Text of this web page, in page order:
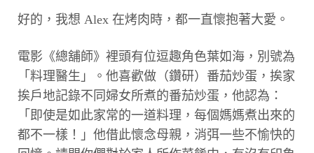
好的，我想 Alex 在烤肉時，都一直懷抱著大愛。
電影《總舖師》裡頭有位逗趣角色葉如海，別號為
「料理醫生」。他喜歡做（鑽研）番茄炒蛋，挨家
挨戶地記錄不同婦女所煮的番茄炒蛋，他認為：
「即使是如此家常的一道料理，每個媽媽煮出來的
都不一樣！」他借此懷念母親，消弭一些不愉快的